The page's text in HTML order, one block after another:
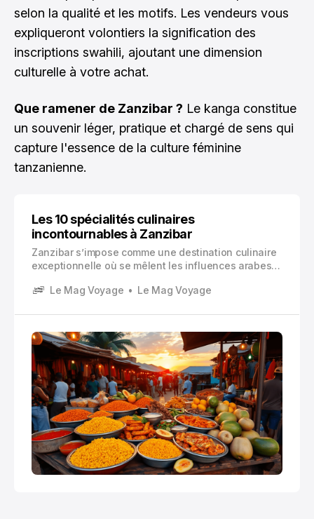
selon la qualité et les motifs. Les vendeurs vous
expliqueront volontiers la signification des
inscriptions swahili, ajoutant une dimension
culturelle à votre achat.
Que ramener de Zanzibar ? Le kanga constitue
un souvenir léger, pratique et chargé de sens qui
capture l'essence de la culture féminine
tanzanienne.
Les 10 spécialités culinaires
incontournables à Zanzibar
Zanzibar s’impose comme une destination culinaire
exceptionnelle où se mêlent les influences arabes,
l’océan Indien, surnommée « l’île aux épices », offre
histoire multiculturelle fascinante.
Le Mag Voyage Le Mag Voyage